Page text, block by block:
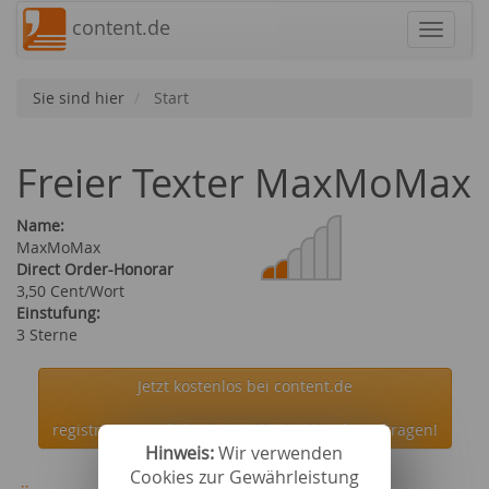
Hinweis:Wir verwenden
Cookies zur Gewährleistung
content.de
Sie sind hier Start
Freier Texter MaxMoMax
Name:
MaxMoMax
Direct Order-Honorar
3,50 Cent/Wort
Einstufung:
3 Sterne
Jetzt kostenlos bei content.de
registrieren und den Autor MaxMoMax beauftragen!